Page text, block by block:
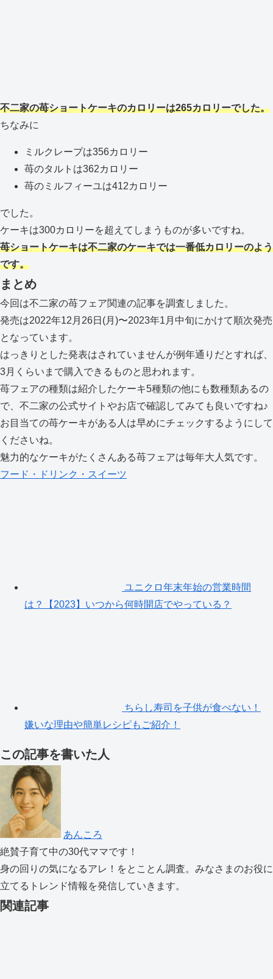
不二家の苺ショートケーキのカロリーは265カロリーでした。
ちなみに
ミルクレープは356カロリー
苺のタルトは362カロリー
苺のミルフィーユは412カロリー
でした。
ケーキは300カロリーを超えてしまうものが多いですね。
苺ショートケーキは不二家のケーキでは一番低カロリーのよう
です。
まとめ
今回は不二家の苺フェア関連の記事を調査しました。
発売は2022年12月26日(月)〜2023年1月中旬にかけて順次発売
となっています。
はっきりとした発表はされていませんが例年通りだとすれば、
3月くらいまで購入できるものと思われます。
苺フェアの種類は紹介したケーキ5種類の他にも数種類あるの
で、不二家の公式サイトやお店で確認してみても良いですね♪
お目当ての苺ケーキがある人は早めにチェックするようにして
くださいね。
魅力的なケーキがたくさんある苺フェアは毎年大人気です。
フード・ドリンク・スイーツ
ユニクロ年末年始の営業時間
は？【2023】いつから何時開店でやっている？
ちらし寿司を子供が食べない！
嫌いな理由や簡単レシピもご紹介！
この記事を書いた人
あんころ
絶賛子育て中の30代ママです！
身の回りの気になるアレ！をとことん調査。みなさまのお役に
立てるトレンド情報を発信していきます。
関連記事